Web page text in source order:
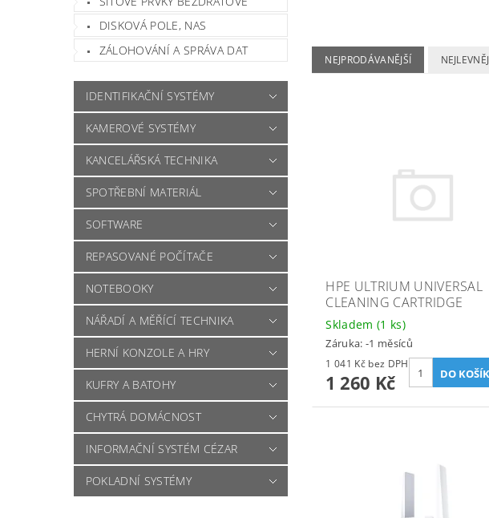
DISKOVÁ POLE, NAS
ZÁLOHOVÁNÍ A SPRÁVA DAT
IDENTIFIKAČNÍ SYSTÉMY
KAMEROVÉ SYSTÉMY
KANCELÁŘSKÁ TECHNIKA
SPOTŘEBNÍ MATERIÁL
SOFTWARE
REPASOVANÉ POČÍTAČE
NOTEBOOKY
NÁŘADÍ A MĚŘÍCÍ TECHNIKA
HERNÍ KONZOLE A HRY
KUFRY A BATOHY
CHYTRÁ DOMÁCNOST
INFORMAČNÍ SYSTÉM CÉZAR
POKLADNÍ SYSTÉMY
NEJPRODÁVANĚJŠÍ
HPE ULTRIUM UNIVERSAL
CLEANING CARTRIDGE
Skladem (1 ks)
Záruka: -1 měsíců
1 041 Kč bez DPH
1 260 Kč